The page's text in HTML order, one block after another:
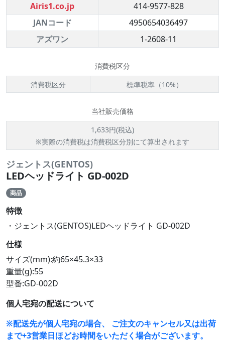
Airis1.co.jp
414-9577-828
JANコード
4950654036497
アズワン
1-2608-11
消費税区分
消費税区分
標準税率（10%）
当社販売価格
1,633円(税込)
※実際の消費税は消費税区分別にて算出されます
ジェントス(GENTOS)
LEDヘッドライト GD-002D
商品
特徴
・ジェントス(GENTOS)LEDヘッドライト GD-002D
仕様
サイズ(mm):約65×45.3×33
重量(g):55
型番:GD-002D
個人宅宛の配送について
※配送先が個人宅宛の場合、 ご注文のキャンセル又は出荷
まで+3営業日ほどお時間をいただく場合がございます。